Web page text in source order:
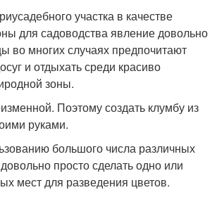
участка в качестве
для садоводства явление довольно
во многих случаях предпочитают
и отдыхать среди красиво
зоны.
Поэтому создать клумбу из
руками.
большого числа различных
просто сделать одно или
мест для разведения цветов.